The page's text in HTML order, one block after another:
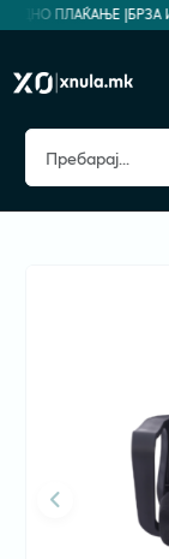
ПЛАЌАЊЕ | БРЗА